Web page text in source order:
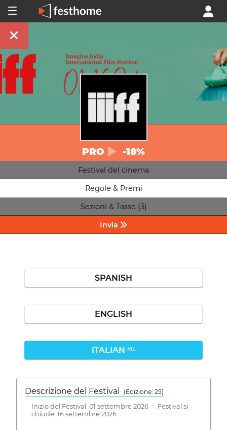
PRO -18%
Festival del cinema
Regole & Premi
Sezioni & Tasse (3)
Invia
SPANISH
ENGLISH
ITALIAN ML
Descrizione del Festival
( Edizione: 25)
Inizio del Festival: 01 settembre 2026 Festival si
chiude: 16 settembre 2026